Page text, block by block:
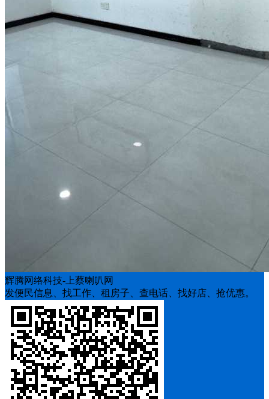
辉腾网络科技-上蔡喇叭网
发便民信息、找工作、租房子、查电话、找好店、抢优惠。